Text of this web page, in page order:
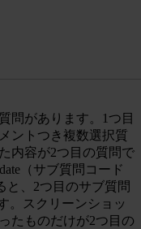
問があります。1つ目
ントつき複数選択質
内容が2つ目の質問で
（サブ質問コード
と、2つ目のサブ質問
。スクリーンショッ
たものだけが2つ目の